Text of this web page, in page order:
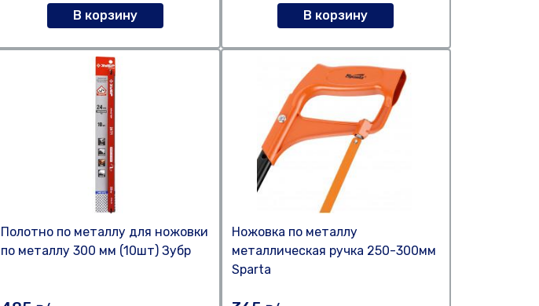
В корзину В корзину
Полотно по металлу для ножовки
по металлу 300 мм (10шт) Зубр
Ножовка по металлу
металлическая ручка 250-300мм
Sparta